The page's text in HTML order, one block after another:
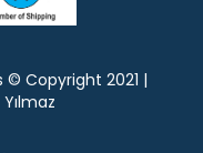
© Copyright 2021 |